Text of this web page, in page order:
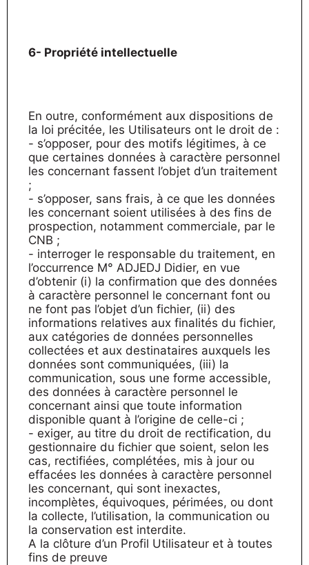
6- Propriété intellectuelle
En outre, conformément aux dispositions de
la loi précitée, les Utilisateurs ont le droit de :
- s’opposer, pour des motifs légitimes, à ce
que certaines données à caractère personnel
les concernant fassent l’objet d’un traitement
;
- s’opposer, sans frais, à ce que les données
les concernant soient utilisées à des fins de
prospection, notamment commerciale, par le
CNB ;
- interroger le responsable du traitement, en
l’occurrence M° ADJEDJ Didier, en vue
d’obtenir (i) la confirmation que des données
à caractère personnel le concernant font ou
ne font pas l’objet d’un fichier, (ii) des
informations relatives aux finalités du fichier,
aux catégories de données personnelles
collectées et aux destinataires auxquels les
données sont communiquées, (iii) la
communication, sous une forme accessible,
des données à caractère personnel le
concernant ainsi que toute information
disponible quant à l’origine de celle-ci ;
- exiger, au titre du droit de rectification, du
gestionnaire du fichier que soient, selon les
cas, rectifiées, complétées, mis à jour ou
effacées les données à caractère personnel
les concernant, qui sont inexactes,
incomplètes, équivoques, périmées, ou dont
la collecte, l’utilisation, la communication ou
la conservation est interdite.
A la clôture d’un Profil Utilisateur et à toutes
fins de preuve